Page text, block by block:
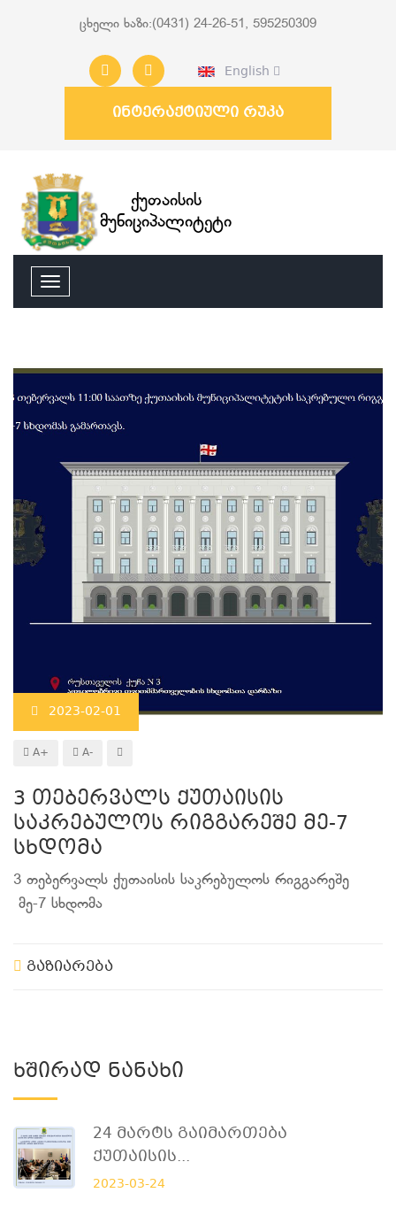
ცხელი ხაზი:(0431) 24-26-51, 595250309
English
ინტერაქტიული რუკა
ქუთაისის
მუნიციპალიტეტი
2023-02-01
A+ A-
3 თებერვალს ქუთაისის
საკრებულოს რიგგარეშე მე-7
სხდომა
3 თებერვალს ქუთაისის საკრებულოს რიგგარეშე
მე-7 სხდომა
გაზიარება
Ხშირად Ნანახი
24 Მარტს Გაიმართება
Ქუთაისის...
2023-03-24